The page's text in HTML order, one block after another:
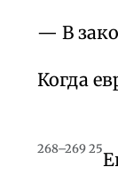
— В
Когда
268–269 25